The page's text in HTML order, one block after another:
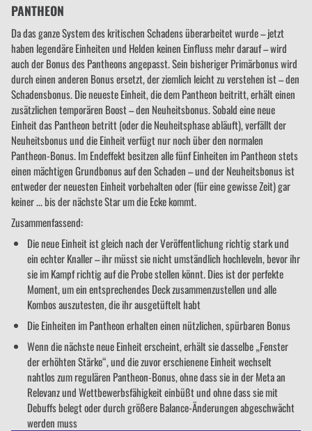
PANTHEON
Da das ganze System des kritischen Schadens überarbeitet wurde – jetzt
haben legendäre Einheiten und Helden keinen Einfluss mehr darauf – wird
auch der Bonus des Pantheons angepasst. Sein bisheriger Primärbonus wird
durch einen anderen Bonus ersetzt, der ziemlich leicht zu verstehen ist – den
Schadensbonus. Die neueste Einheit, die dem Pantheon beitritt, erhält einen
zusätzlichen temporären Boost – den Neuheitsbonus. Sobald eine neue
Einheit das Pantheon betritt (oder die Neuheitsphase abläuft), verfällt der
Neuheitsbonus und die Einheit verfügt nur noch über den normalen
Pantheon-Bonus. Im Endeffekt besitzen alle fünf Einheiten im Pantheon stets
einen mächtigen Grundbonus auf den Schaden – und der Neuheitsbonus ist
entweder der neuesten Einheit vorbehalten oder (für eine gewisse Zeit) gar
keiner ... bis der nächste Star um die Ecke kommt.
Zusammenfassend:
Die neue Einheit ist gleich nach der Veröffentlichung richtig stark und
ein echter Knaller – ihr müsst sie nicht umständlich hochleveln, bevor ihr
sie im Kampf richtig auf die Probe stellen könnt. Dies ist der perfekte
Moment, um ein entsprechendes Deck zusammenzustellen und alle
Kombos auszutesten, die ihr ausgetüftelt habt
Die Einheiten im Pantheon erhalten einen nützlichen, spürbaren Bonus
Wenn die nächste neue Einheit erscheint, erhält sie dasselbe „Fenster
der erhöhten Stärke“, und die zuvor erschienene Einheit wechselt
nahtlos zum regulären Pantheon-Bonus, ohne dass sie in der Meta an
Relevanz und Wettbewerbsfähigkeit einbüßt und ohne dass sie mit
Debuffs belegt oder durch größere Balance-Änderungen abgeschwächt
werden muss